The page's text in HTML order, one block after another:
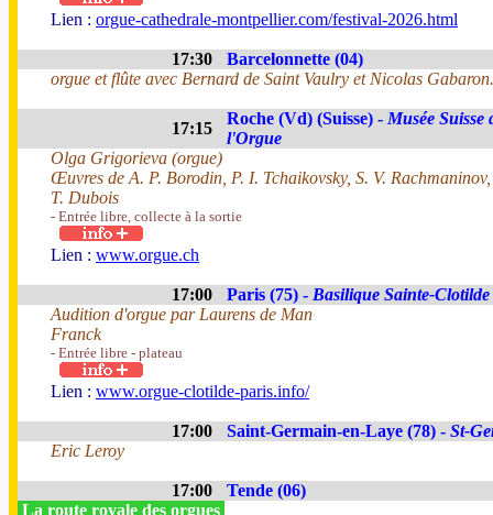
Lien : orgue-cathedrale-montpellier.com/festival-2026.html
17:30
Barcelonnette (04)
orgue et flûte avec Bernard de Saint Vaulry et Nicolas Gabaron.
17:15
Roche (Vd) (Suisse) - Musée Suisse
l'Orgue
Olga Grigorieva (orgue)
Œuvres de A. P. Borodin, P. I. Tchaikovsky, S. V.
T. Dubois
- Entrée libre, collecte à la sortie
Lien : www.orgue.ch
17:00 Paris (75) - Basilique Sainte-Clotilde
Audition d'orgue par Laurens de Man
Franck
- Entrée libre - plateau
Lien : www.orgue-clotilde-paris.info/
17:00 Saint-Germain-en-Laye (78) - St-
Eric Leroy
17:00
Tende (06)
La route royale des orgues